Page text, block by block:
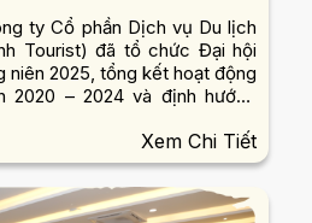
ty Cổ phần Dịch vụ Du lịch
Tourist) đã tổ chức Đại hội
niên 2025, tổng kết hoạt động
2020 – 2024 và định hướng
Xem Chi Tiết